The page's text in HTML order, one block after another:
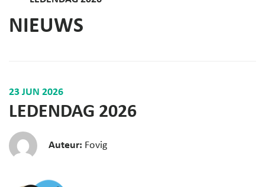
NIEUWS
23 JUN 2026
LEDENDAG 2026
Auteur: Fovig